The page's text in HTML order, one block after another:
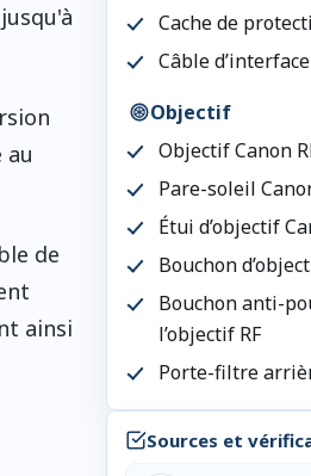
de
ainsi
Cache de
Câble
Objectif
Objectif Canon
Pare-soleil
Étui d’objectif
Bouchon
Bouchon anti-
l’objectif RF
Porte-filtre
Sources et